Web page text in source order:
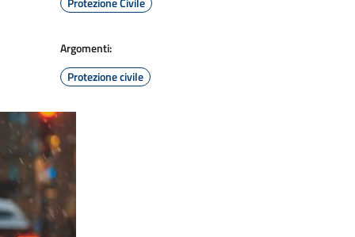
Argomenti:
Protezione civile